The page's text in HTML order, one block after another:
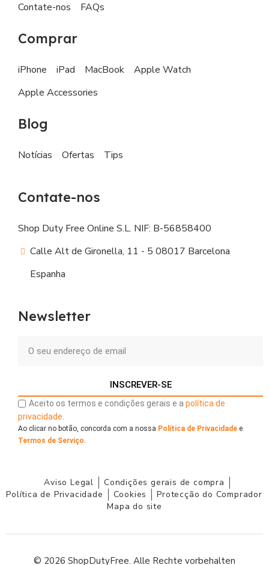
Contate-nos FAQs
Comprar
iPhone iPad MacBook
Apple Watch
Apple Accessories
Blog
Notícias Ofertas Tips
Contate-nos
Shop Duty Free Online S.L. NIF: B-56858400
Calle Alt de Gironella, 11 - 5 08017 Barcelona
Espanha
Newsletter
INSCREVER-SE
Aceito os termos e condições gerais e a política de
privacidade.
Ao clicar no botão, concorda com a nossa Política de Privacidade e
Termos de Serviço
Aviso Legal
Condições gerais de compra
Política de Privacidade
Cookies
Protecção do Comprador
Mapa do site
© 2026 ShopDutyFree. Alle Rechte vorbehalten